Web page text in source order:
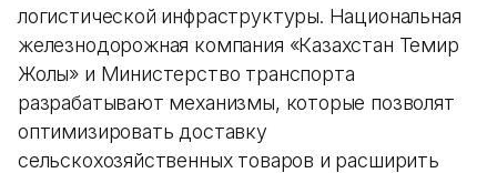
логистической инфраструктуры. Национальная
железнодорожная компания «Казахстан Темир
Жолы» и Министерство транспорта
разрабатывают механизмы, которые позволят
оптимизировать доставку
сельскохозяйственных товаров и расширить